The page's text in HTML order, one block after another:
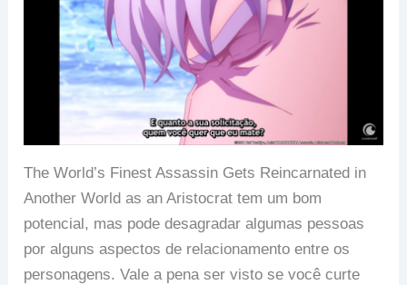
The World’s Finest Assassin Gets Reincarnated in
Another World as an Aristocrat tem um bom
potencial, mas pode desagradar algumas pessoas
por alguns aspectos de relacionamento entre os
personagens. Vale a pena ser visto se você curte